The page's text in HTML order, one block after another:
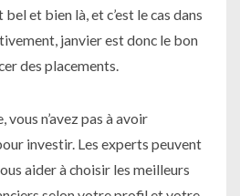
et bien là, et c’est le cas dans
janvier est donc le bon
des placements.
vous n’avez pas à avoir
investir. Les experts peuvent
aider à choisir les meilleurs